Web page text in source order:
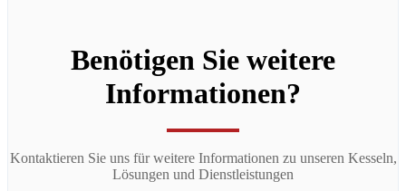
Benötigen Sie weitere
Informationen?
Kontaktieren Sie uns für weitere Informationen zu unseren Kesseln,
Lösungen und Dienstleistungen